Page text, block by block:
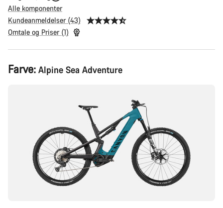
Alle komponenter
Kundeanmeldelser (43)
Omtale og Priser (1)
Produktkonfiguration
Farve: Alpine Sea Adventure